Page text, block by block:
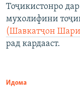
Тоҷикистонро
мухолифини
(Шавкатҷон
рад кардааст.
Идома